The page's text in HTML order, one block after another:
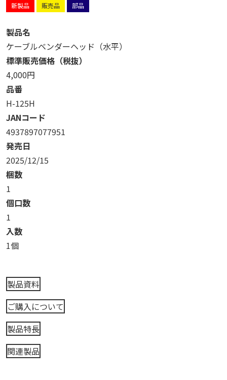
新製品 販売品 部品
製品名
ケーブルベンダーヘッド（水平）
標準販売価格（税抜）
4,000円
品番
H-125H
JANコード
4937897077951
発売日
2025/12/15
梱数
1
個口数
1
入数
1個
製品資料
ご購入について
製品特長
関連製品